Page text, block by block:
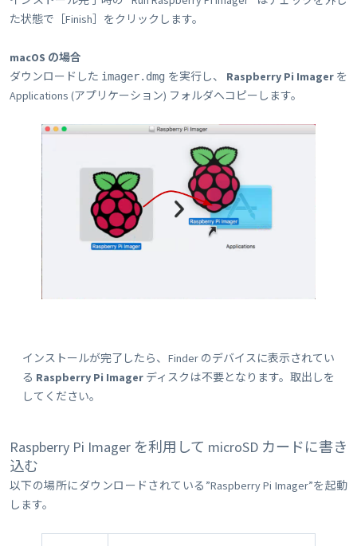
た状態で［Finish］をクリックします。
macOS の場合
ダウンロードした imager.dmg を実行し、 Raspberry Pi Imagerを
Applications (アプリケーション) フォルダへコピーします。
インストールが完了したら、Finder のデバイスに表示されてい
る Raspberry Pi Imager ディスクは不要となります。取出しを
してください。
Raspberry Pi Imager を利用して microSD カードに書き
込む
以下の場所にダウンロードされている”Raspberry Pi Imager”を起動
します。